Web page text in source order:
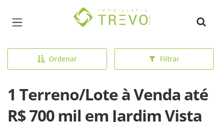
Página inicial
Ordenar Filtrar
1 Terreno/Lote à Venda até
R$ 700 mil em Jardim Vista